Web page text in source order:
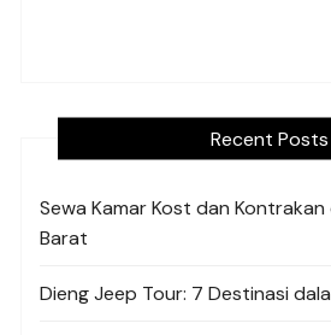
Recent Posts
Sewa Kamar Kost dan
Barat
Dieng Jeep Tour: 7 Destinasi